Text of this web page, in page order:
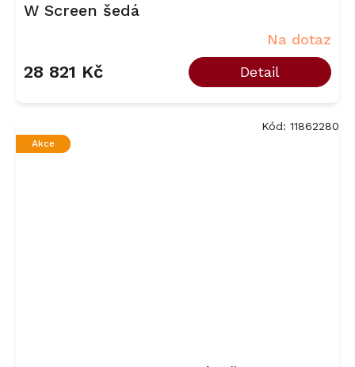
W Screen šedá
Na dotaz
28 821 Kč Detail
Akce
Kód: 11862280